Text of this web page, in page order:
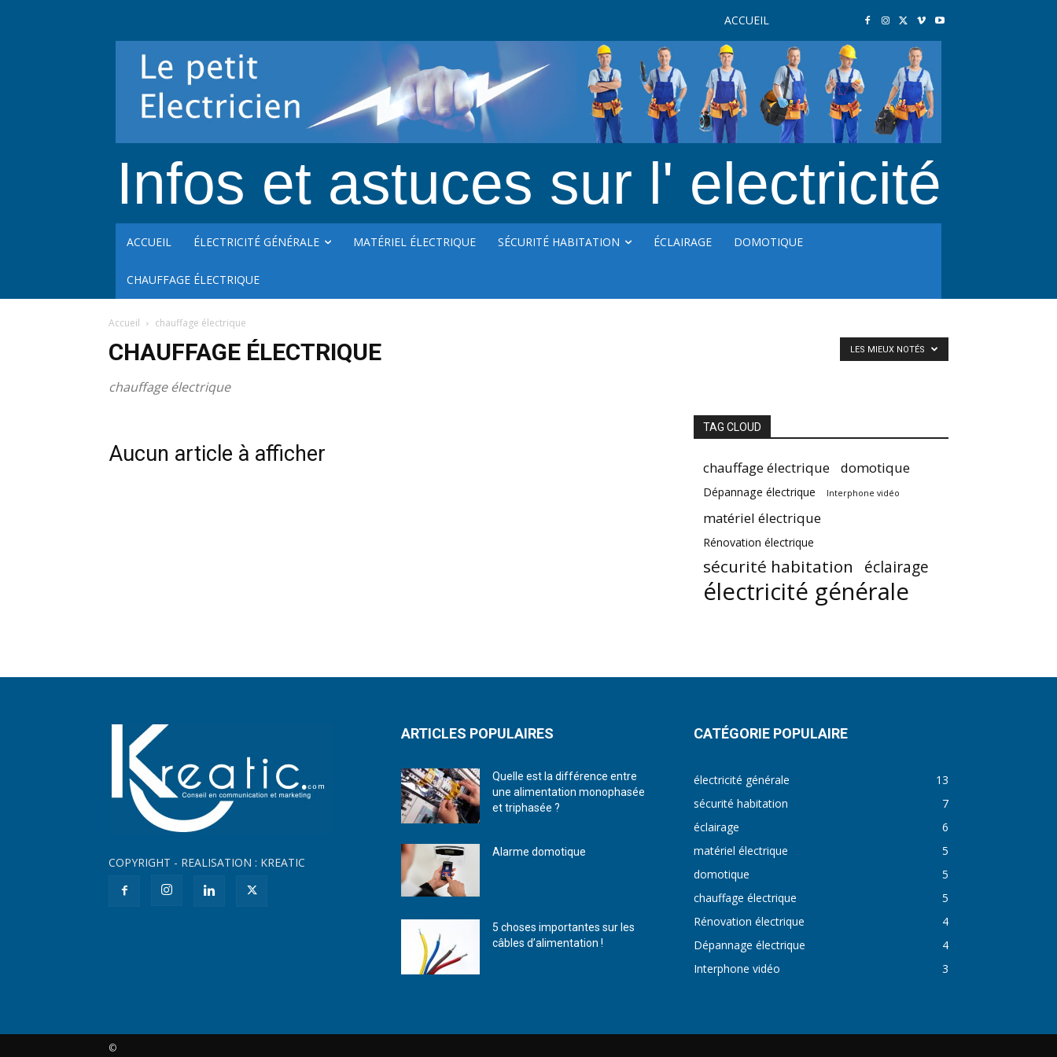
ACCUEIL
Infos et astuces sur l' electricité
ACCUEIL ÉLECTRICITÉ GÉNÉRALE MATÉRIEL ÉLECTRIQUE SÉCURITÉ HABITATION ÉCLAIRAGE DOMOTIQUE
CHAUFFAGE ÉLECTRIQUE
Accueil chauffage électrique
CHAUFFAGE ÉLECTRIQUE
chauffage électrique
LES MIEUX NOTÉS
Aucun article à afficher
TAG CLOUD
chauffage électrique domotique
Dépannage électrique Interphone vidéo
matériel électrique
Rénovation électrique
sécurité habitation éclairage
électricité générale
COPYRIGHT - REALISATION : KREATIC
ARTICLES POPULAIRES
Quelle est la différence entre
une alimentation monophasée
et triphasée ?
Alarme domotique
5 choses importantes sur les
câbles d’alimentation !
CATÉGORIE POPULAIRE
électricité générale
13
sécurité habitation
7
éclairage
6
matériel électrique
5
domotique
5
chauffage électrique
5
Rénovation électrique
4
Dépannage électrique
4
Interphone vidéo
3
©